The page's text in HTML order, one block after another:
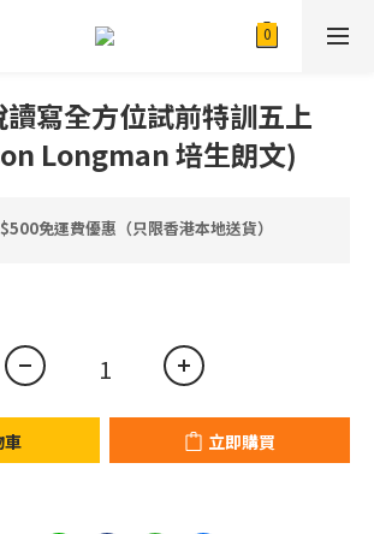
讀寫全方位試前特訓五上
Longman 培生朗文)
免運費優惠（只限香港本地送貨）
車 立即購買